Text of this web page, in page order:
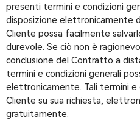
presenti termini e condizioni
disposizione elettronicamente
Cliente possa facilmente
durevole. Se ciò non è
conclusione del Contratto a
termini e condizioni generali
elettronicamente. Tali termini e
Cliente su sua richiesta,
gratuitamente.